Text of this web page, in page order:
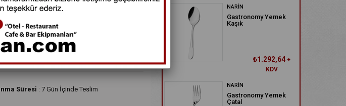
₺3.209,76
taksitlerle
: 7 Gün İçinde Teslim
NARİN
Gastronomy Yemek
Kaşık
₺1.292,64 +
KDV
NARİN
Gastronomy Yemek
Çatal